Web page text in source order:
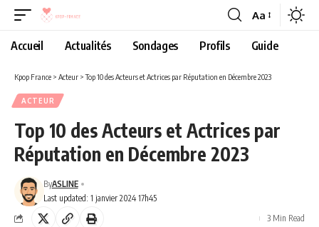
Aa
Accueil Actualités Sondages Profils Guide
Kpop France > Acteur >Top 10 des Acteurs et Actrices par Réputation en Décembre 2023
ACTEUR
Top 10 des Acteurs et Actrices par
Réputation en Décembre 2023
Last updated: 1 janvier 2024 17h45
ByASLINE
3 Min Read